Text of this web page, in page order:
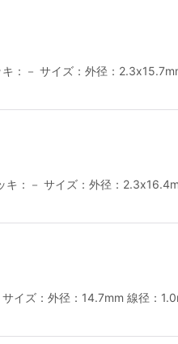
：－ サイズ：外径：
：－ サイズ：外径：
イズ：外径：14.7mm 線径：